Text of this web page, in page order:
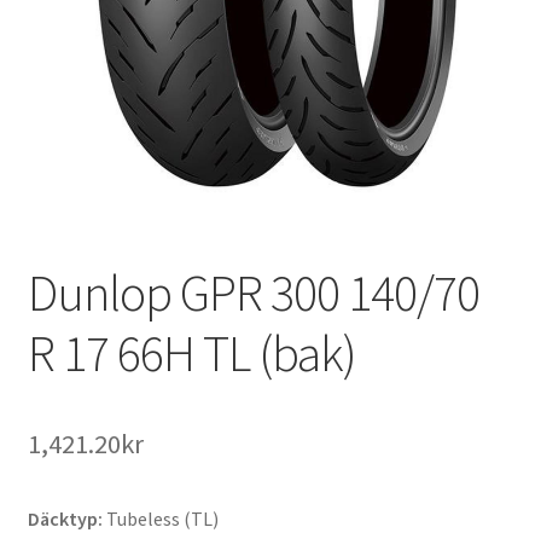
Dunlop GPR 300 140/70
R 17 66H TL (bak)
1,421.20kr
Däcktyp: Tubeless (TL)